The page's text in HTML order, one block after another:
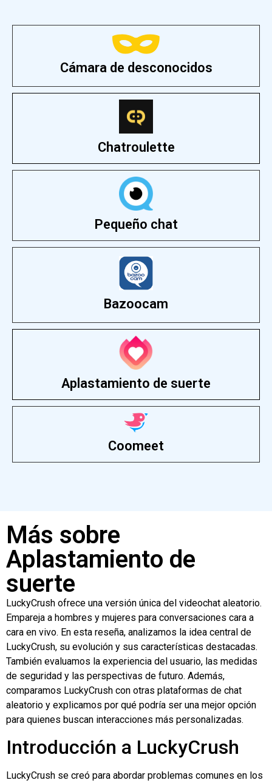
Cámara de desconocidos
Chatroulette
Pequeño chat
Bazoocam
Aplastamiento de suerte
Coomeet
Más sobre
Aplastamiento de
suerte
LuckyCrush ofrece una versión única del videochat aleatorio.
Empareja a hombres y mujeres para conversaciones cara a
cara en vivo. En esta reseña, analizamos la idea central de
LuckyCrush, su evolución y sus características destacadas.
También evaluamos la experiencia del usuario, las medidas
de seguridad y las perspectivas de futuro. Además,
comparamos LuckyCrush con otras plataformas de chat
aleatorio y explicamos por qué podría ser una mejor opción
para quienes buscan interacciones más personalizadas.
Introducción a LuckyCrush
LuckyCrush se creó para abordar problemas comunes en los